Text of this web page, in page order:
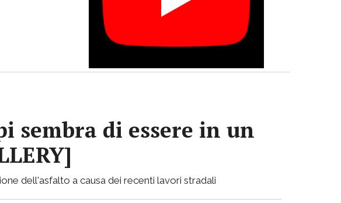
sembra di essere in un
dell'asfalto a causa dei recenti lavori stradali